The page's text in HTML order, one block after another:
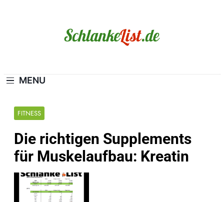
MENU
FITNESS
Die richtigen Supplements
für Muskelaufbau: Kreatin